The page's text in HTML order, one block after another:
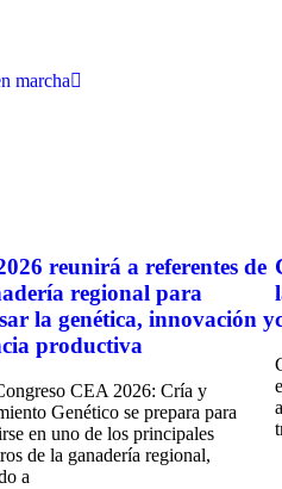
marcha
reunirá a referentes de
regional para
la genética, innovación y
productiva
CEA 2026: Cría y
Genético se prepara para
en uno de los principales
de la ganadería regional,
a